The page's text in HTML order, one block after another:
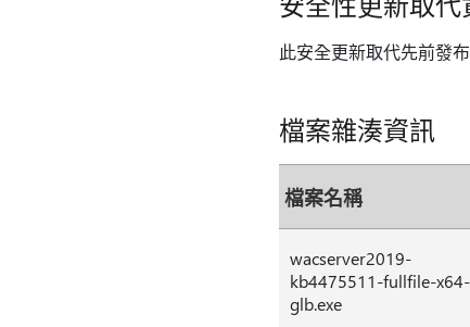
此安全更新取代先前發
檔案雜湊資訊
檔案名稱
wacserver2019-
kb4475511-fullfile-x64-
glb.exe